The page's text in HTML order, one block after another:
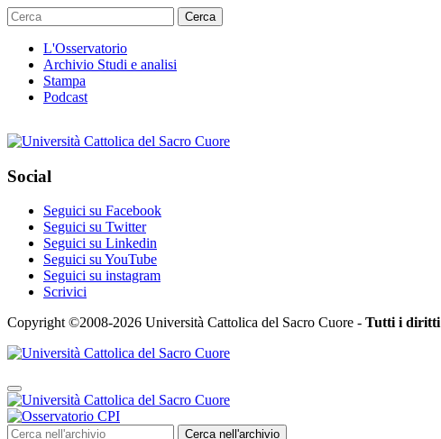
Cerca
L'Osservatorio
Archivio Studi e analisi
Stampa
Podcast
Social
Seguici su Facebook
Seguici su Twitter
Seguici su Linkedin
Seguici su YouTube
Seguici su instagram
Scrivici
Copyright ©2008-2026 Università Cattolica del Sacro Cuore - Tutti i
Cerca nell'archivio